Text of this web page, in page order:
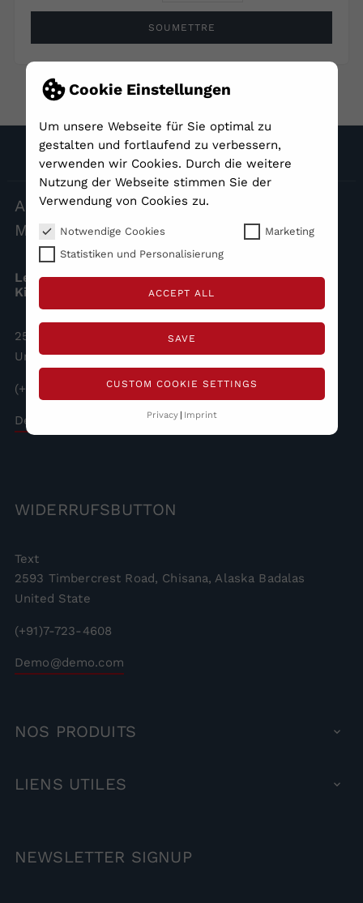
Cookie Einstellungen
Um unsere Webseite für Sie optimal zu
gestalten und fortlaufend zu verbessern,
verwenden wir Cookies. Durch die weitere
Nutzung der Webseite stimmen Sie der
Verwendung von Cookies zu.
Notwendige Cookies
Marketing
Statistiken und Personalisierung
ACCEPT ALL
SAVE
CUSTOM COOKIE SETTINGS
Privacy Imprint
SOUMETTRE
NOUS SUIVRE
ALLESINKLUSION – BEI UNS IST JEDER
MENSCH BESONDERS
Lern– und Spielzeuge für leuchtende Augen bei
Kindern und Erwachsenen.
2593 Timbercrest Road, Chisana, Alaska Badalas
United State
(+91)7-723-4608
Demo@demo.com
WIDERRUFSBUTTON
Text
2593 Timbercrest Road, Chisana, Alaska Badalas
United State
(+91)7-723-4608
Demo@demo.com
NOS PRODUITS 
LIENS UTILES 
NEWSLETTER SIGNUP